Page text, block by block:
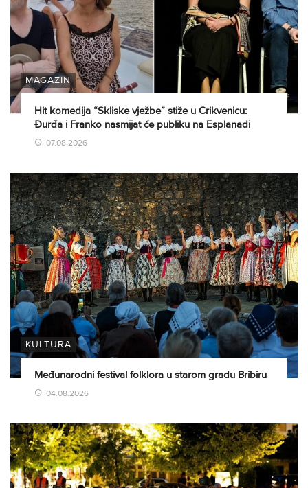
MAGAZIN
Hit komedija “Skliske vježbe” stiže u Crikvenicu:
Đurđa i Franko nasmijat će publiku na Esplanadi
07.08.2026
KULTURA
Međunarodni festival folklora u starom gradu Bribiru
04.08.2026